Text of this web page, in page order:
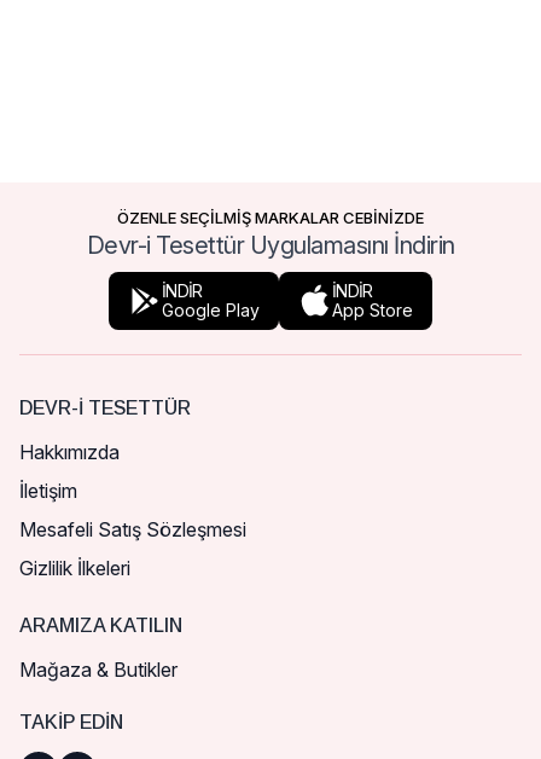
ÖZENLE SEÇİLMİŞ MARKALAR CEBİNİZDE
Devr-i Tesettür Uygulamasını İndirin
İNDİR
Google Play
İNDİR
App Store
DEVR-I TESETTÜR
Hakkımızda
İletişim
Mesafeli Satış Sözleşmesi
Gizlilik İlkeleri
ARAMIZA KATILIN
Mağaza & Butikler
TAKIP EDIN